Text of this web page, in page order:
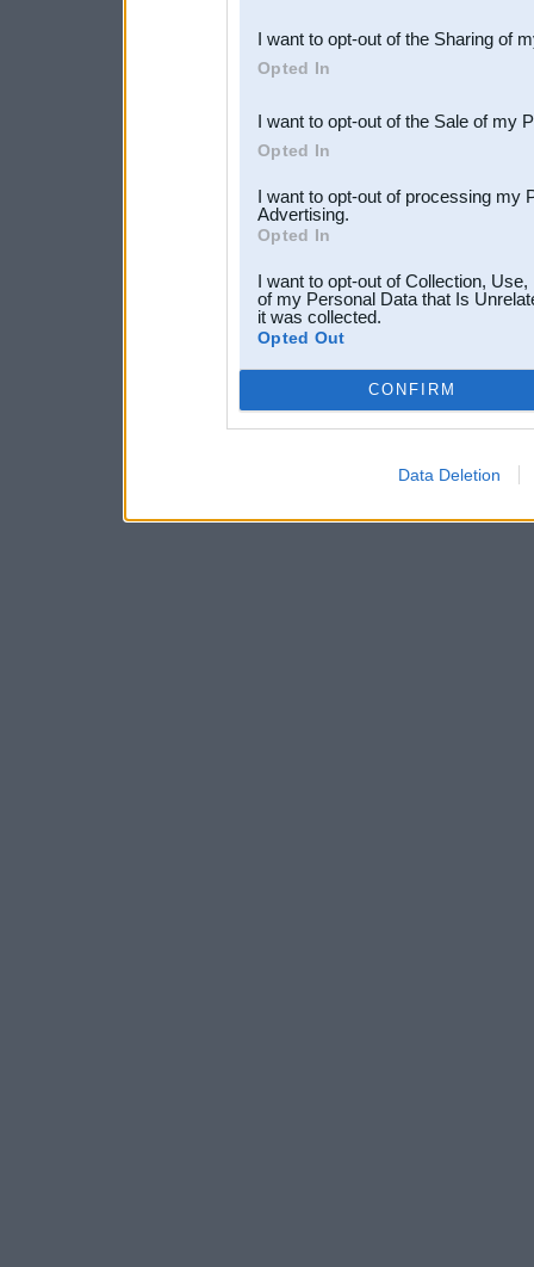
Downstream Participants
third parties.
I want to opt-out of the Sharing of
Opted In
I want to opt-out of the Sale of my
Opted In
I want to opt-out of processing my
Advertising.
Opted In
I want to opt-out of Collection,
of my Personal Data that Is
it was collected.
Opted Out
CONFIRM
Data Deletion